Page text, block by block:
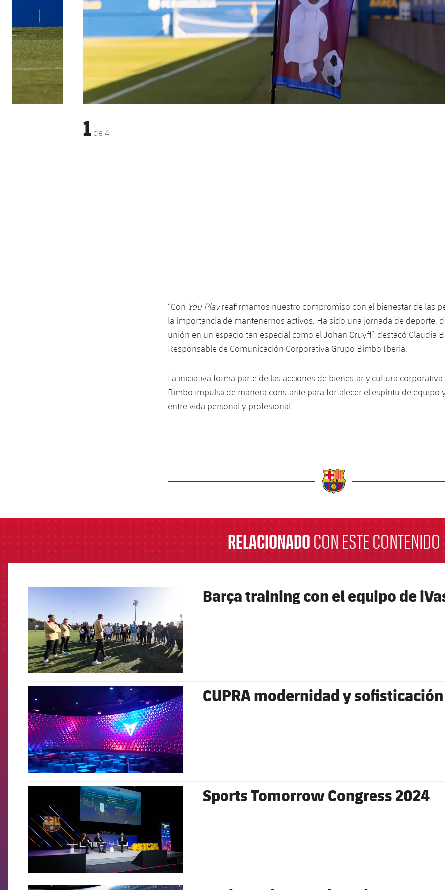
1de 4
“Con You Playreafirmamos nuestro compromiso con el bienestar de las
la importancia de mantenernos activos. Ha sido una jornada de deporte,
unión en un espacio tan especial como el Johan Cruyff”, destacó Claudia
Responsable de Comunicación Corporativa Grupo Bimbo Iberia.
La iniciativa forma parte de las acciones de bienestar y cultura corporativa
Bimbo impulsa de manera constante para fortalecer el espíritu de equipo
entre vida personal y profesional.
RELACIONADO CON ESTE CONTENIDO
Barça training con el equipo de
CUPRA modernidad y
FCB Barcelona badge Sports Tomorrow Congress 2024